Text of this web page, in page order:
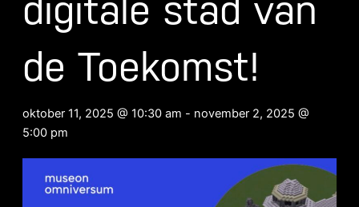
digitale stad van
de Toekomst!
oktober 11, 2025 @ 10:30 am - november 2, 2025 @
5:00 pm